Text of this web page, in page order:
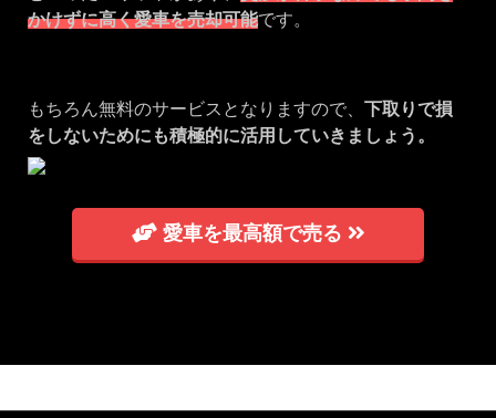
かけずに高く愛車を売却可能です。
もちろん無料のサービスとなりますので、 下取りで損
をしないためにも積極的に活用していきましょう。
愛車を最高額で売る